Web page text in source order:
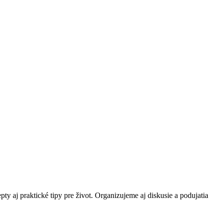
aj praktické tipy pre život. Organizujeme aj diskusie a podujatia